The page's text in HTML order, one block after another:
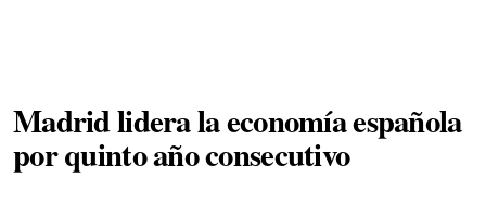
Madrid lidera la economía española
por quinto año consecutivo